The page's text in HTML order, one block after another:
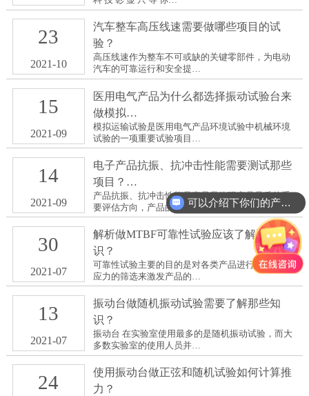
23
2021-10
汽车整车高压线速需要做哪些项目的试
验？
高压线速作为整车不可或缺的关键零部件，为电动
汽车的可靠运行和安全提…
15
2021-09
医用电气产品为什么都选择振动试验台来
做模拟…
模拟运输试验是医用电气产品环境试验中机械环境
试验的一项重要试验项目…
14
2021-09
电子产品抗振、抗冲击性能需要测试那些
项目？…
产品抗振、抗冲击性能是产品是体现产品品质的重
要评估方向，产品的环境…
30
2021-07
解析做MTBF可靠性试验应该了解那些知
识？
可靠性试验主要的目的是对各类产品进行各类环境
应力的筛选来激发产品的…
13
2021-07
振动台做随机振动试验需要了解那些知
识？
振动台 在实验室使用最多的是随机振动试验，而大
多数实验室的使用人员并…
24
使用振动台做正弦和随机试验如何计算推
力？
可以介绍下你们的产品么？